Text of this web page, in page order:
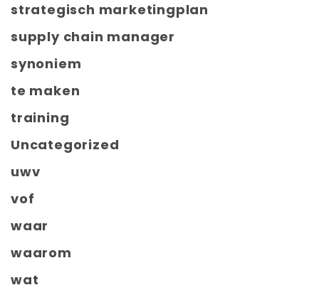
strategisch marketingplan
supply chain manager
synoniem
te maken
training
Uncategorized
uwv
vof
waar
waarom
wat